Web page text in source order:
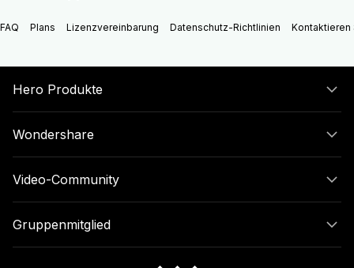
FAQ Plans Lizenzvereinbarung Datenschutz-Richtlinien Kontaktieren
Hero Produkte
Wondershare
Video-Community
Gruppenmitglied